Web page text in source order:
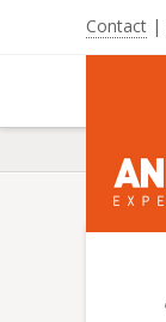
Contact |